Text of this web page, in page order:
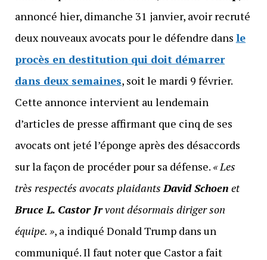
annoncé hier, dimanche 31 janvier, avoir recruté
deux nouveaux avocats pour le défendre dans le
procès en destitution qui doit démarrer
dans deux semaines, soit le mardi 9 février.
Cette annonce intervient au lendemain
d’articles de presse affirmant que cinq de ses
avocats ont jeté l’éponge après des désaccords
sur la façon de procéder pour sa défense. « Les
très respectés avocats plaidantsDavid Schoen et
Bruce L. Castor Jrvont désormais diriger son
équipe. », a indiqué Donald Trump dans un
communiqué. Il faut noter que Castor a fait